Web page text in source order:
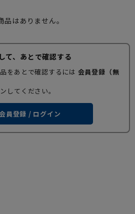
はありません。
て、あとで確認する
をあとで確認するには 会員登録（無
してください。
員登録 / ログイン